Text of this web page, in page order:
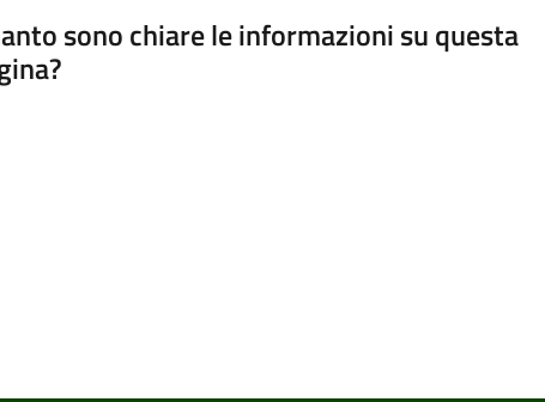
sono chiare le informazioni su questa